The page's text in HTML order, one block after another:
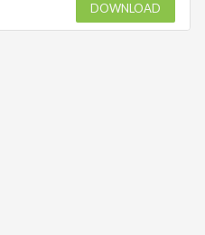
DOWNLOAD